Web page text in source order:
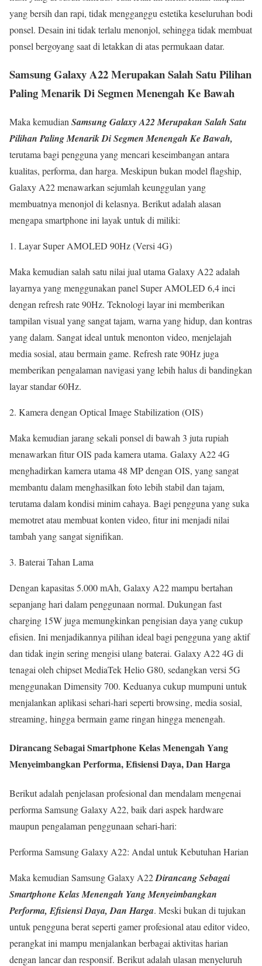
yang bersih dan rapi, tidak mengganggu estetika keseluruhan bodi
ponsel. Desain ini tidak terlalu menonjol, sehingga tidak membuat
ponsel bergoyang saat di letakkan di atas permukaan datar.
Samsung Galaxy A22 Merupakan Salah Satu Pilihan
Paling Menarik Di Segmen Menengah Ke Bawah
Maka kemudian Samsung Galaxy A22 Merupakan Salah Satu
Pilihan Paling Menarik Di Segmen Menengah Ke Bawah,
terutama bagi pengguna yang mencari keseimbangan antara
kualitas, performa, dan harga. Meskipun bukan model flagship,
Galaxy A22 menawarkan sejumlah keunggulan yang
membuatnya menonjol di kelasnya. Berikut adalah alasan
mengapa smartphone ini layak untuk di miliki:
Layar Super AMOLED 90Hz (Versi 4G)
Maka kemudian salah satu nilai jual utama Galaxy A22 adalah
layarnya yang menggunakan panel Super AMOLED 6,4 inci
dengan refresh rate 90Hz. Teknologi layar ini memberikan
tampilan visual yang sangat tajam, warna yang hidup, dan kontras
yang dalam. Sangat ideal untuk menonton video, menjelajah
media sosial, atau bermain game. Refresh rate 90Hz juga
memberikan pengalaman navigasi yang lebih halus di bandingkan
layar standar 60Hz.
Kamera dengan Optical Image Stabilization (OIS)
Maka kemudian jarang sekali ponsel di bawah 3 juta rupiah
menawarkan fitur OIS pada kamera utama. Galaxy A22 4G
menghadirkan kamera utama 48 MP dengan OIS, yang sangat
membantu dalam menghasilkan foto lebih stabil dan tajam,
terutama dalam kondisi minim cahaya. Bagi pengguna yang suka
memotret atau membuat konten video, fitur ini menjadi nilai
tambah yang sangat signifikan.
Baterai Tahan Lama
Dengan kapasitas 5.000 mAh, Galaxy A22 mampu bertahan
sepanjang hari dalam penggunaan normal. Dukungan fast
charging 15W juga memungkinkan pengisian daya yang cukup
efisien. Ini menjadikannya pilihan ideal bagi pengguna yang aktif
dan tidak ingin sering mengisi ulang baterai. Galaxy A22 4G di
tenagai oleh chipset MediaTek Helio G80, sedangkan versi 5G
menggunakan Dimensity 700. Keduanya cukup mumpuni untuk
menjalankan aplikasi sehari-hari seperti browsing, media sosial,
streaming, hingga bermain game ringan hingga menengah.
Dirancang Sebagai Smartphone Kelas Menengah Yang
Menyeimbangkan Performa, Efisiensi Daya, Dan Harga
Berikut adalah penjelasan profesional dan mendalam mengenai
performa Samsung Galaxy A22, baik dari aspek hardware
maupun pengalaman penggunaan sehari-hari:
Performa Samsung Galaxy A22: Andal untuk Kebutuhan Harian
Maka kemudian Samsung Galaxy A22Dirancang Sebagai
Smartphone Kelas Menengah Yang Menyeimbangkan
Performa, Efisiensi Daya, Dan Harga. Meski bukan di tujukan
untuk pengguna berat seperti gamer profesional atau editor video,
perangkat ini mampu menjalankan berbagai aktivitas harian
dengan lancar dan responsif. Berikut adalah ulasan menyeluruh